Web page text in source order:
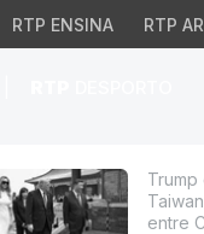
RTP ENSINA RTP
levarTrump
entre